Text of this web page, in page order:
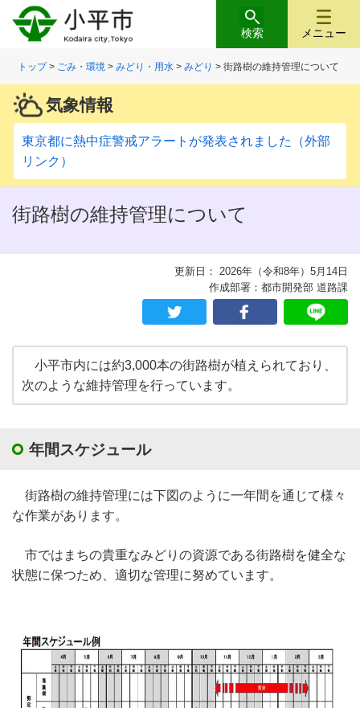
メニュー
検索
トップ> ごみ・環境 >みどり・用水 >みどり > 街路樹の維持管理について
気象情報
東京都に熱中症警戒アラートが発表されました（外部
リンク）
街路樹の維持管理について
更新日： 2026年（令和8年）5月14日
作成部署：都市開発部 道路課
小平市内には約3,000本の街路樹が植えられており、
次のような維持管理を行っています。
年間スケジュール
街路樹の維持管理には下図のように一年間を通じて様々
な作業があります。
市ではまちの貴重なみどりの資源である街路樹を健全な
状態に保つため、適切な管理に努めています。